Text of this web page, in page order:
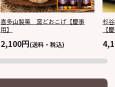
喜多山製菓 窯どおこげ【慶事
用】
2,100円(送料・税込)
杉
【